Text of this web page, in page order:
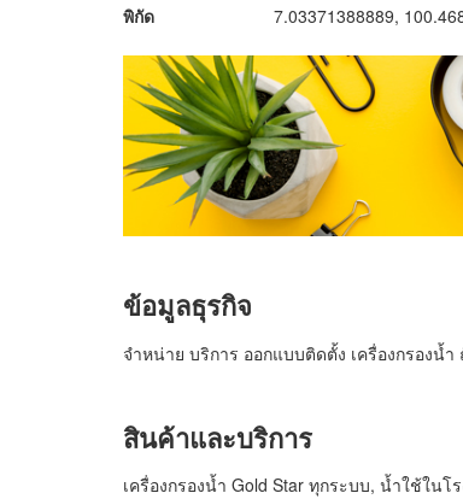
พิกัด 7.03371388889,
ข้อมูลธุรกิจ
จำหน่าย บริการ ออกแบบติดตั้ง เครื่องกรองน้
สินค้าและบริการ
เครื่องกรองน้ำ Gold Star ทุกระบบ, น้ำใช้ใน